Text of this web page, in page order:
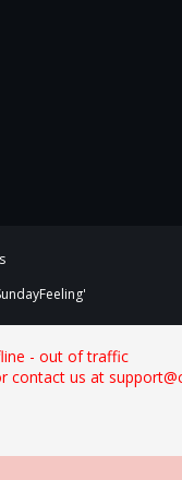
- out of traffic
contact us at